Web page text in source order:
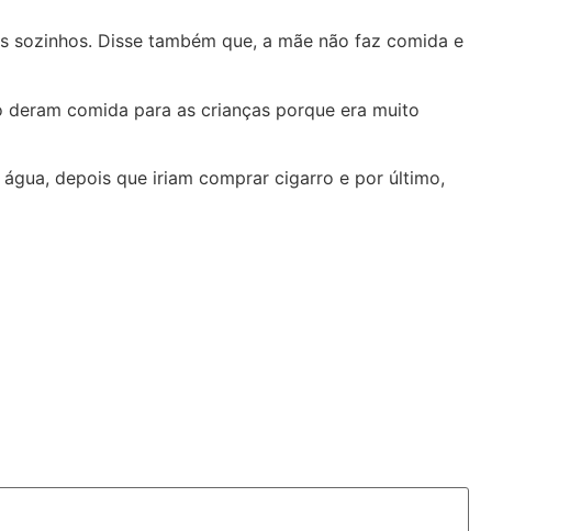
Disse também que, a mãe não faz comida e
comida para as crianças porque era muito
depois que iriam comprar cigarro e por último,